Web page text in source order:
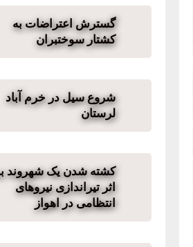
گسترش اعتراضات به
کشتار سوختبران
شروع سیل در خرم آباد
لرستان
کشته شدن یک شهروند
اثر تیراندازی نیروهای
انتظامی در اهواز